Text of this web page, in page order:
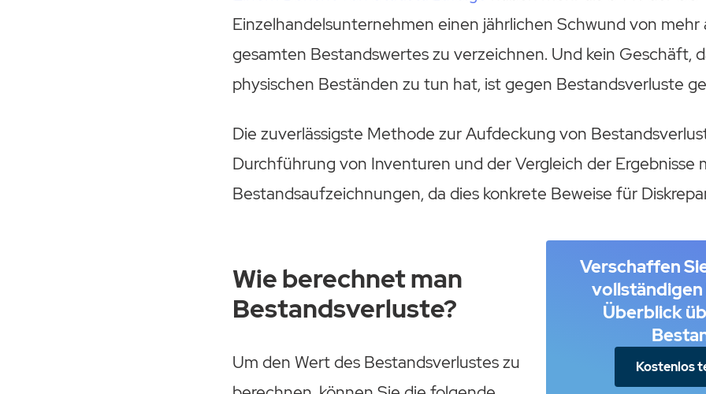
Einzelhandelsunternehmen einen jährlichen Schwund von mehr
gesamten Bestandswertes zu verzeichnen. Und kein Geschäft,
physischen Beständen zu tun hat, ist gegen Bestandsverluste
Die zuverlässigste Methode zur Aufdeckung von
Durchführung von Inventuren und der Vergleich der Ergebnisse
Bestandsaufzeichnungen, da dies konkrete Beweise für
Verschaffen
Überblick
Kostenlos
Wie berechnet man
Bestandsverluste?
Um den Wert des Bestandsverlustes zu